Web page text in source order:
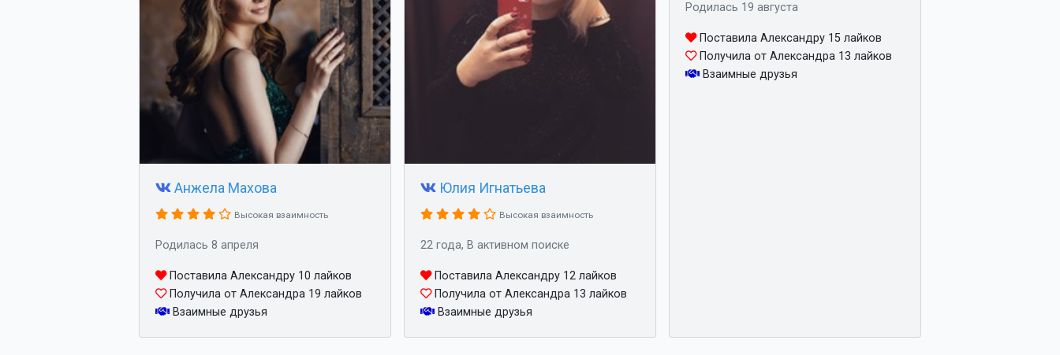
Анжела Махова
Высокая взаимность
Родилась 8 апреля
Поставила Александру 10 лайков
Получила от Александра 19 лайков
Взаимные друзья
Юлия Игнатьева
Высокая взаимность
22 года, В активном поиске
Поставила Александру 12 лайков
Получила от Александра 13 лайков
Взаимные друзья
Родилась 19 августа
Поставила Александру 15 лайков
Получила от Александра 13 лайков
Взаимные друзья